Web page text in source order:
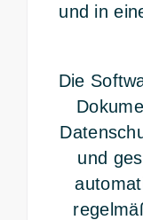
und in
Die
und